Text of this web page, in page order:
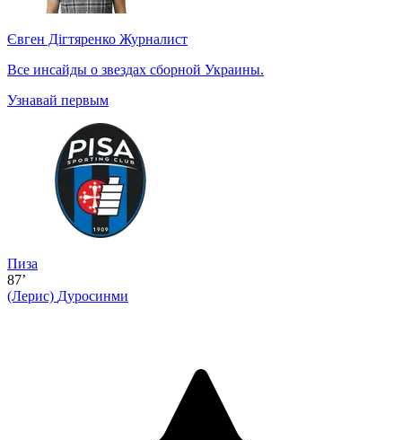
Євген Дігтяренко Журналист
Все инсайды о звездах сборной Украины.
Узнавай первым
Пиза
87’
(Лерис) Дуросинми